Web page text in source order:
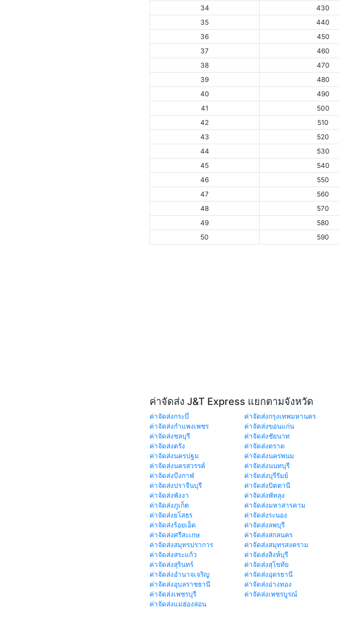
34
430
35
440
36
450
37
460
38
470
39
480
40
490
41
500
42
510
43
520
44
530
45
540
46
550
47
560
48
570
49
580
50
590
ค่าจัดส่ง J&T Express แยกตามจังหวัด
ค่าจัดส่งกระบี่ ค่าจัดส่งกรุงเทพมหานคร
ค่าจัดส่งกำแพงเพชร
ค่าจัดส่งขอนแก่น
ค่าจัดส่งชลบุรี
ค่าจัดส่งชัยนาท
ค่าจัดส่งตรัง
ค่าจัดส่งตราด
ค่าจัดส่งนครปฐม
ค่าจัดส่งนครพนม
ค่าจัดส่งนครสวรรค์
ค่าจัดส่งนนทบุรี
ค่าจัดส่งบึงกาฬ
ค่าจัดส่งบุรีรัมย์
ค่าจัดส่งปราจีนบุรี
ค่าจัดส่งปัตตานี
ค่าจัดส่งพังงา
ค่าจัดส่งพัทลุง
ค่าจัดส่งภูเก็ต
ค่าจัดส่งมหาสารคาม
ค่าจัดส่งยโสธร
ค่าจัดส่งระนอง
ค่าจัดส่งร้อยเอ็ด
ค่าจัดส่งลพบุรี
ค่าจัดส่งศรีสะเกษ
ค่าจัดส่งสกลนคร
ค่าจัดส่งสมุทรปราการ
ค่าจัดส่งสมุทรสงคราม
ค่าจัดส่งสระแก้ว
ค่าจัดส่งสิงห์บุรี
ค่าจัดส่งสุรินทร์
ค่าจัดส่งสุโขทัย
ค่าจัดส่งอำนาจเจริญ
ค่าจัดส่งอุดรธานี
ค่าจัดส่งอุบลราชธานี
ค่าจัดส่งอ่างทอง
ค่าจัดส่งเพชรบุรี
ค่าจัดส่งเพชรบูรณ์
ค่าจัดส่งแม่ฮ่องสอน